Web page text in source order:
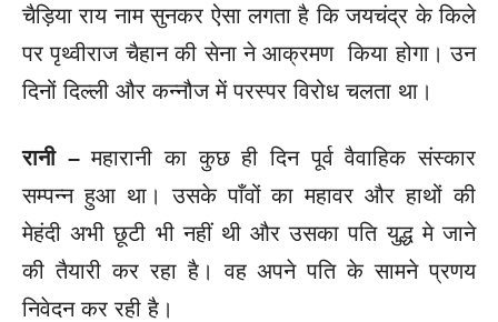
चैड़िया राय नाम सुनकर ऐसा लगता है कि जयचंद्र के किले
पर पृथ्वीराज चैहान की सेना ने आक्रमण किया होगा। उन
दिनों दिल्ली और कन्नौज में परस्पर विरोध चलता था।
रानी –महारानी का कुछ ही दिन पूर्व वैवाहिक संस्कार
सम्पन्न हुआ था। उसके पाँवों का महावर और हाथों की
मेहंदी अभी छूटी भी नहीं थी और उसका पति युद्ध मे जाने
की तैयारी कर रहा है। वह अपने पति के सामने प्रणय
निवेदन कर रही है।